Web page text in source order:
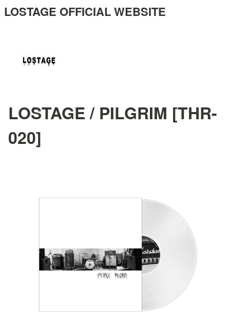
LOSTAGE OFFICIAL WEBSITE
LOSTAGE / PILGRIM [THR-
020]